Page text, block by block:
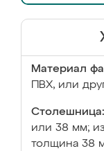
Материал
ПВХ, или
Столешница:
или 38 мм;
толщина 38